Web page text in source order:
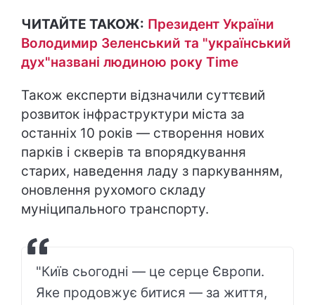
ЧИТАЙТЕ ТАКОЖ: Президент України
Володимир Зеленський та "український
дух"названі людиною року Time
Також експерти відзначили суттєвий
розвиток інфраструктури міста за
останніх 10 років — створення нових
парків і скверів та впорядкування
старих, наведення ладу з паркуванням,
оновлення рухомого складу
муніципального транспорту.
"Київ сьогодні — це серце Європи.
Яке продовжує битися — за життя,